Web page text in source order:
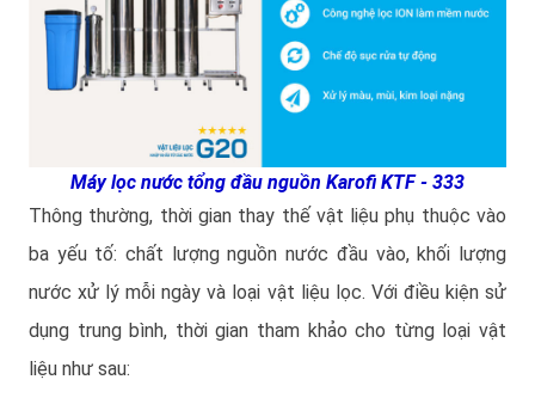
Máy lọc nước tổng đầu nguồn Karofi KTF - 333
Thông thường, thời gian thay thế vật liệu phụ thuộc vào
ba yếu tố: chất lượng nguồn nước đầu vào, khối lượng
nước xử lý mỗi ngày và loại vật liệu lọc. Với điều kiện sử
dụng trung bình, thời gian tham khảo cho từng loại vật
liệu như sau: